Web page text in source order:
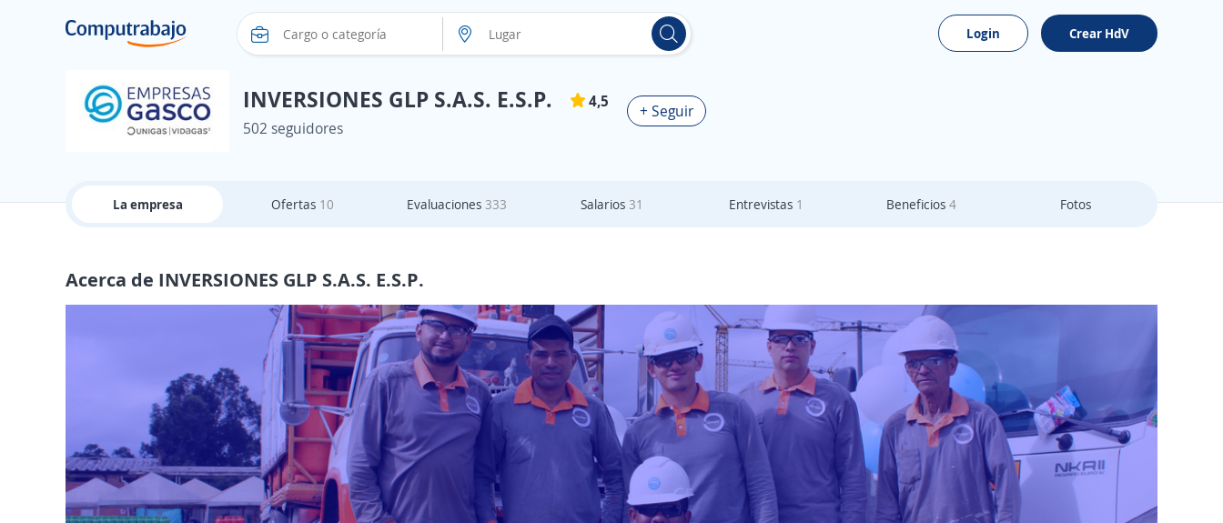
Login Crear HdV
INVERSIONES GLP S.A.S. E.S.P.
4,5
502 seguidores
+ Seguir
La empresa Ofertas 10 Evaluaciones 333 Salarios 31 Entrevistas 1 Beneficios 4 Fotos
Acerca de INVERSIONES GLP S.A.S. E.S.P.